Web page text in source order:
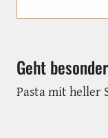
Geht
Pasta mit heller